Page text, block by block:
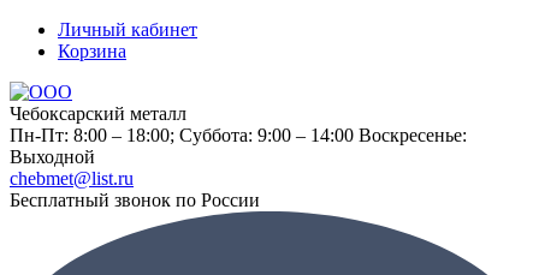
Личный кабинет
Корзина
Чебоксарский металл
Пн-Пт: 8:00 – 18:00; Суббота: 9:00 – 14:00 Воскресенье:
Выходной
chebmet@list.ru
Бесплатный звонок по России